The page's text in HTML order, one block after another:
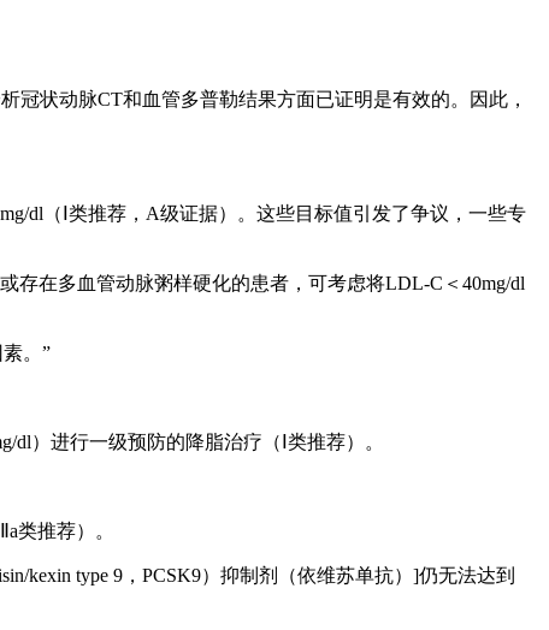
冠状动脉CT和血管多普勒结果方面已证明是有效的。因此，
dl（Ⅰ类推荐，A级证据）。这些目标值引发了争议，一些专
存在多血管动脉粥样硬化的患者，可考虑将LDL-C＜40mg/dl
。”
）进行一级预防的降脂治疗（Ⅰ类推荐）。
类推荐）。
kexin type 9，PCSK9）抑制剂（依维苏单抗）]仍无法达到